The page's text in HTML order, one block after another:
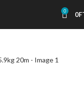
0 0